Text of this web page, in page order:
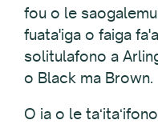
fou o le
fuata'iga o faiga
solitulafono a
o Black ma Brown.
O ia o le